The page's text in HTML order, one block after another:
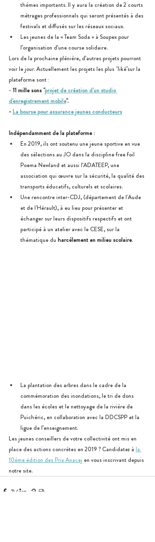
thèmes importants. Il y aura la création de 2 courts
métrages professionnels qui seront présentés à des
festivals et diffusés sur les réseaux sociaux.
Les jeunes de la « Team Soda » à Soupex pour
l’organisation d’une course solidaire.
Lors de la prochaine plénière, d’autres projets pourront
voir le jour. Actuellement les projets les plus "liké"sur la
plateforme sont :
- 11 mille sons "projet de création d'un studio
d'enregistrement mobile".
- La bourse pour assurance jeunes conducteurs
Indépendamment de la plateforme :
En 2019, ils ont soutenu une jeune sportive en vue
des sélections au JO dans la discipline free foil
Poema Newland et aussi l’ADATEEP, une
association qui œuvre sur la sécurité, la qualité des
transports éducatifs, culturels et scolaires.
Une rencontre inter-CDJ, (département de l'Aude
et de l'Hérault), à eu lieu pour présenter et
échanger sur leurs dispositifs respectifs et ont
participé à un atelier avec le CESE, sur la
thématique du harcèlement en milieu scolaire.
La plantation des arbres dans le cadre de la
commémoration des inondations, le tri de dons
dans les écoles et le nettoyage de la rivière de
Puichéric, en collaboration avec la DDCSPP et la
ligue de l’enseignement.
Les jeunes conseillers de votre collectivité ont mis en
place des actions concrètes en 2019 ? Candidatez à la
10ème édition des Prix Anacej en vous inscrivant depuis
notre site.